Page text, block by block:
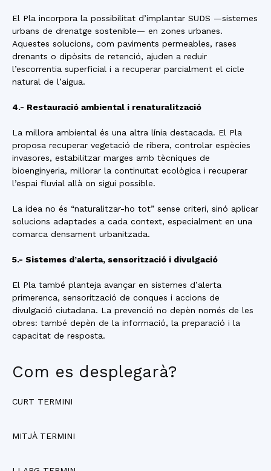
El Pla incorpora la possibilitat d’implantar SUDS —sistemes
urbans de drenatge sostenible— en zones urbanes.
Aquestes solucions, com paviments permeables, rases
drenants o dipòsits de retenció, ajuden a reduir
l’escorrentia superficial i a recuperar parcialment el cicle
natural de l’aigua.
4.- Restauració ambiental i renaturalització
La millora ambiental és una altra línia destacada. El Pla
proposa recuperar vegetació de ribera, controlar espècies
invasores, estabilitzar marges amb tècniques de
bioenginyeria, millorar la continuïtat ecològica i recuperar
l’espai fluvial allà on sigui possible.
La idea no és “naturalitzar-ho tot” sense criteri, sinó aplicar
solucions adaptades a cada context, especialment en una
comarca densament urbanitzada.
5.- Sistemes d’alerta, sensorització i divulgació
El Pla també planteja avançar en sistemes d’alerta
primerenca, sensorització de conques i accions de
divulgació ciutadana. La prevenció no depèn només de les
obres: també depèn de la informació, la preparació i la
capacitat de resposta.
Com es desplegarà?
CURT TERMINI
MITJÀ TERMINI